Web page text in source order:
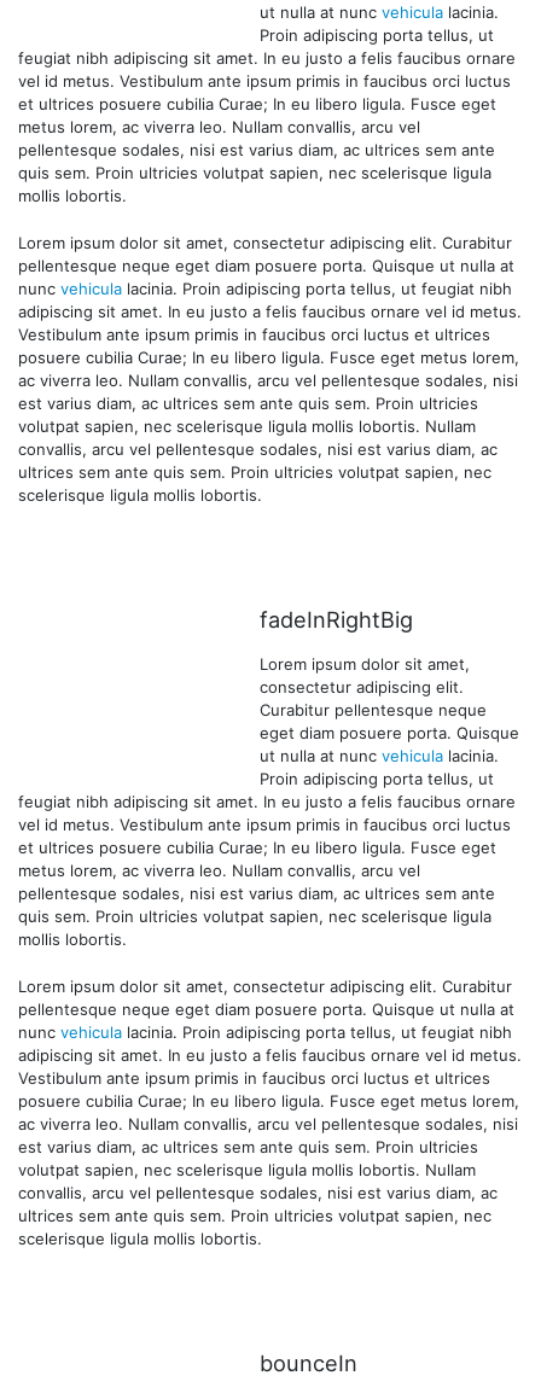
ut nulla at nunc vehicula lacinia.
Proin adipiscing porta tellus, ut
feugiat nibh adipiscing sit amet. In eu justo a felis faucibus ornare
vel id metus. Vestibulum ante ipsum primis in faucibus orci luctus
et ultrices posuere cubilia Curae; In eu libero ligula. Fusce eget
metus lorem, ac viverra leo. Nullam convallis, arcu vel
pellentesque sodales, nisi est varius diam, ac ultrices sem ante
quis sem. Proin ultricies volutpat sapien, nec scelerisque ligula
mollis lobortis.
Lorem ipsum dolor sit amet, consectetur adipiscing elit. Curabitur
pellentesque neque eget diam posuere porta. Quisque ut nulla at
nunc vehicula lacinia. Proin adipiscing porta tellus, ut feugiat nibh
adipiscing sit amet. In eu justo a felis faucibus ornare vel id metus.
Vestibulum ante ipsum primis in faucibus orci luctus et ultrices
posuere cubilia Curae; In eu libero ligula. Fusce eget metus lorem,
ac viverra leo. Nullam convallis, arcu vel pellentesque sodales, nisi
est varius diam, ac ultrices sem ante quis sem. Proin ultricies
volutpat sapien, nec scelerisque ligula mollis lobortis. Nullam
convallis, arcu vel pellentesque sodales, nisi est varius diam, ac
ultrices sem ante quis sem. Proin ultricies volutpat sapien, nec
scelerisque ligula mollis lobortis.
fadeInRightBig
Lorem ipsum dolor sit amet,
consectetur adipiscing elit.
Curabitur pellentesque neque
eget diam posuere porta. Quisque
ut nulla at nunc vehicula lacinia.
Proin adipiscing porta tellus, ut
feugiat nibh adipiscing sit amet. In eu justo a felis faucibus ornare
vel id metus. Vestibulum ante ipsum primis in faucibus orci luctus
et ultrices posuere cubilia Curae; In eu libero ligula. Fusce eget
metus lorem, ac viverra leo. Nullam convallis, arcu vel
pellentesque sodales, nisi est varius diam, ac ultrices sem ante
quis sem. Proin ultricies volutpat sapien, nec scelerisque ligula
mollis lobortis.
Lorem ipsum dolor sit amet, consectetur adipiscing elit. Curabitur
pellentesque neque eget diam posuere porta. Quisque ut nulla at
nunc vehicula lacinia. Proin adipiscing porta tellus, ut feugiat nibh
adipiscing sit amet. In eu justo a felis faucibus ornare vel id metus.
Vestibulum ante ipsum primis in faucibus orci luctus et ultrices
posuere cubilia Curae; In eu libero ligula. Fusce eget metus lorem,
ac viverra leo. Nullam convallis, arcu vel pellentesque sodales, nisi
est varius diam, ac ultrices sem ante quis sem. Proin ultricies
volutpat sapien, nec scelerisque ligula mollis lobortis. Nullam
convallis, arcu vel pellentesque sodales, nisi est varius diam, ac
ultrices sem ante quis sem. Proin ultricies volutpat sapien, nec
scelerisque ligula mollis lobortis.
bounceIn